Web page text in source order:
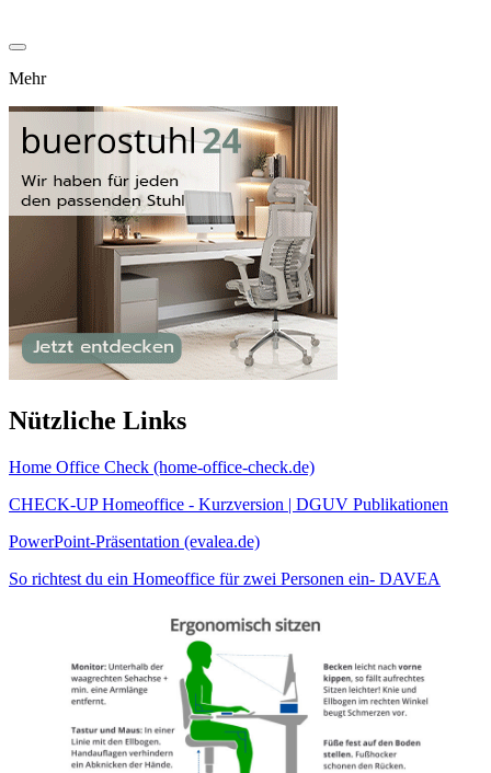
Mehr
Nützliche Links
Home Office Check (home-office-check.de)
CHECK-UP Homeoffice - Kurzversion | DGUV Publikationen
PowerPoint-Präsentation (evalea.de)
So richtest du ein Homeoffice für zwei Personen ein- DAVEA